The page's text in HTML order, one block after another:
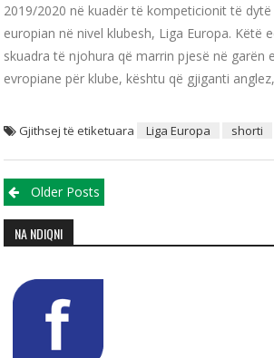
2019/2020 në kuadër të kompeticionit të
europian në nivel klubesh, Liga Europa. Këtë
skuadra të njohura që marrin pjesë në garën
evropiane për klube, kështu që gjiganti anglez,
Gjithsej të etiketuara Liga Europa shorti
Posts navigation
Older Posts
NA NDIQNI